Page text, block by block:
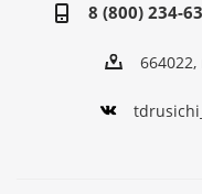
8 (800) 234-
664022,